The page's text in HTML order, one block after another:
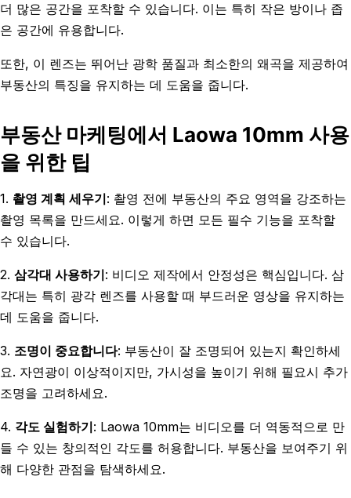
더 많은 공간을 포착할 수 있습니다. 이는 특히 작은 방이나 좁
은 공간에 유용합니다.
또한, 이 렌즈는 뛰어난 광학 품질과 최소한의 왜곡을 제공하여
부동산의 특징을 유지하는 데 도움을 줍니다.
부동산 마케팅에서 Laowa 10mm 사용
을 위한 팁
1. 촬영 계획 세우기: 촬영 전에 부동산의 주요 영역을 강조하는
촬영 목록을 만드세요. 이렇게 하면 모든 필수 기능을 포착할
수 있습니다.
2. 삼각대 사용하기: 비디오 제작에서 안정성은 핵심입니다. 삼
각대는 특히 광각 렌즈를 사용할 때 부드러운 영상을 유지하는
데 도움을 줍니다.
3. 조명이 중요합니다: 부동산이 잘 조명되어 있는지 확인하세
요. 자연광이 이상적이지만, 가시성을 높이기 위해 필요시 추가
조명을 고려하세요.
4. 각도 실험하기: Laowa 10mm는 비디오를 더 역동적으로 만
들 수 있는 창의적인 각도를 허용합니다. 부동산을 보여주기 위
해 다양한 관점을 탐색하세요.